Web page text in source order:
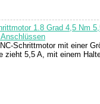
1.8 Grad 4,5 Nm
Schrittmotor mit einer
zieht 5,5 A, mit einem